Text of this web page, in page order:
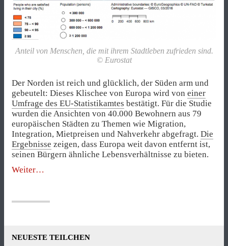
Anteil von Menschen, die mit ihrem Stadtleben zufrieden sind.
© Eurostat
Der Norden ist reich und glücklich, der Süden arm und
gebeutelt: Dieses Klischee von Europa wird von einer
Umfrage des EU-Statistikamtes bestätigt. Für die Studie
wurden die Ansichten von 40.000 Bewohnern aus 79
europäischen Städten zu Themen wie Migration,
Integration, Mietpreisen und Nahverkehr abgefragt. Die
Ergebnisse zeigen, dass Europa weit davon entfernt ist,
seinen Bürgern ähnliche Lebensverhältnisse zu bieten.
Weiter„Wie
Europäer
sind“
NEUESTE TEILCHEN